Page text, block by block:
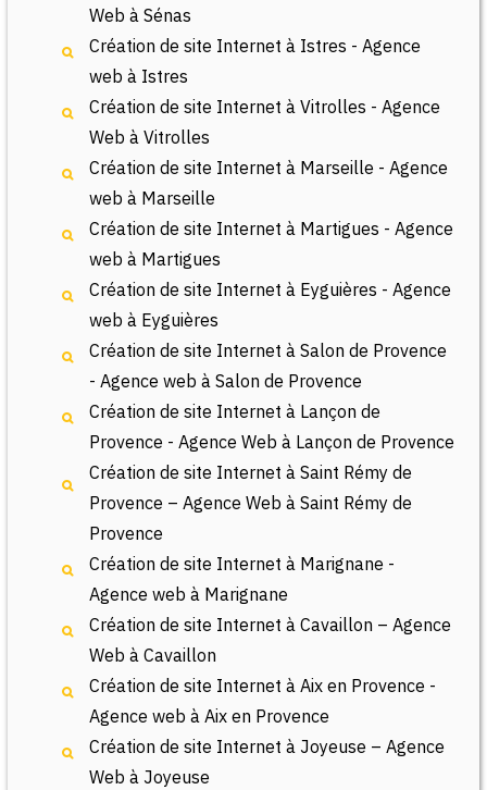
Web à Sénas
Création de site Internet à Istres - Agence
web à Istres
Création de site Internet à Vitrolles - Agence
Web à Vitrolles
Création de site Internet à Marseille - Agence
web à Marseille
Création de site Internet à Martigues - Agence
web à Martigues
Création de site Internet à Eyguières - Agence
web à Eyguières
Création de site Internet à Salon de Provence
- Agence web à Salon de Provence
Création de site Internet à Lançon de
Provence - Agence Web à Lançon de Provence
Création de site Internet à Saint Rémy de
Provence – Agence Web à Saint Rémy de
Provence
Création de site Internet à Marignane -
Agence web à Marignane
Création de site Internet à Cavaillon – Agence
Web à Cavaillon
Création de site Internet à Aix en Provence -
Agence web à Aix en Provence
Création de site Internet à Joyeuse – Agence
Web à Joyeuse